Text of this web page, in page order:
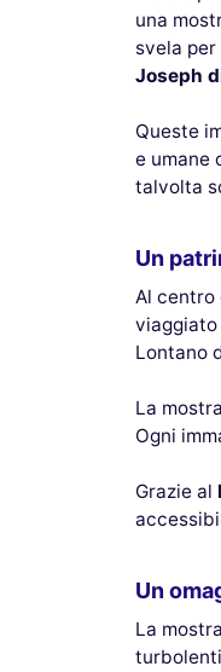
una
svela
Joseph
Queste
e umane
talvolta
Un
Al centro
Lontano
La
Ogni
Grazie al
Un
La